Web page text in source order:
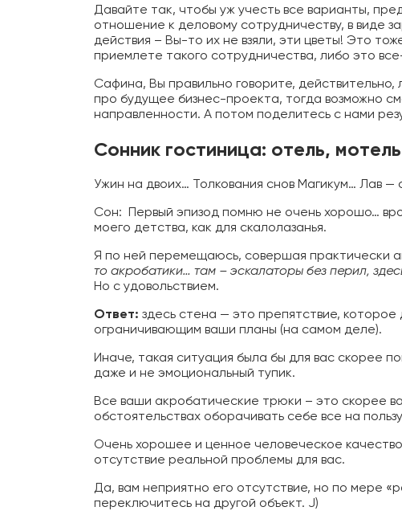
Давайте так, чтобы уж учесть все варианты,
отношение к деловому сотрудничеству, в виде
действия – Вы-то их не взяли, эти цветы! Это
приемлете такого сотрудничества, либо это
Сафина, Вы правильно говорите,
про будущее бизнес-проекта, тогда возможно
направленности. А потом поделитесь с нами
Сонник гостиница: отель, мотель
Ужин на двоих… Толкования снов Магикум… Лав
Сон: Первый эпизод помню не очень хорошо…
моего детства, как для скалолазанья.
Я по ней перемещаюсь, совершая практически
то акробатики… там – эскалаторы без перил,
Но с удовольствием.
Ответ: здесь стена — это препятствие,
ограничивающим ваши планы (на самом деле).
Иначе, такая ситуация была бы для вас скорее
даже и не эмоциональный тупик.
Все ваши акробатические трюки – это скорее
обстоятельствах оборачивать себе все на
Очень хорошее и ценное человеческое
отсутствие реальной проблемы для вас.
Да, вам неприятно его отсутствие, но по мере
переключитесь на другой объект. J)